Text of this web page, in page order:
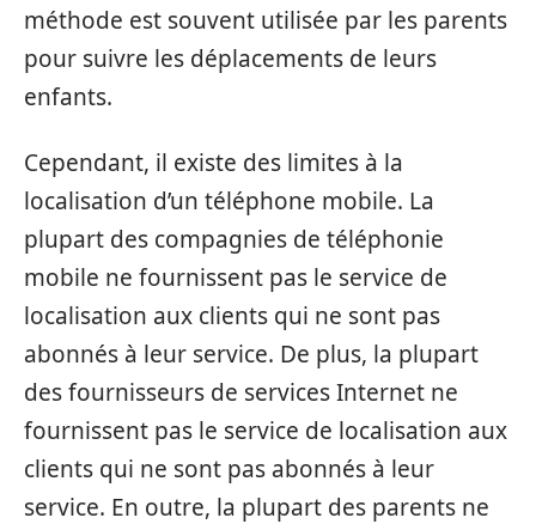
méthode est souvent utilisée par les parents
pour suivre les déplacements de leurs
enfants.
Cependant, il existe des limites à la
localisation d’un téléphone mobile. La
plupart des compagnies de téléphonie
mobile ne fournissent pas le service de
localisation aux clients qui ne sont pas
abonnés à leur service. De plus, la plupart
des fournisseurs de services Internet ne
fournissent pas le service de localisation aux
clients qui ne sont pas abonnés à leur
service. En outre, la plupart des parents ne